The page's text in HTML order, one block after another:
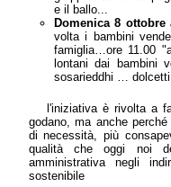
e il ballo...
Domenica 8
volta i bambini
famiglia…ore 11.00
lontani dai bambini
sosarieddhi …
l'iniziativa è rivolta a
godano, ma anche
di necessità, più
qualità che oggi noi
amministrativa negli
sostenibile